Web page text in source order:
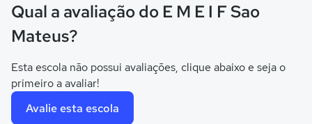
Qual a avaliação do E M E I F Sao
Mateus?
Esta escola não possui avaliações, clique abaixo e seja o
primeiro a avaliar!
Avalie esta escola